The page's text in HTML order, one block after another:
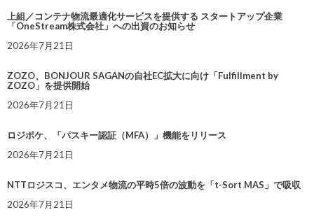
上組／コンテナ物流最適化サービスを提供する スタートアップ企業
「OneStream株式会社」への出資のお知らせ
2026年7月21日
ZOZO、BONJOUR SAGANの自社EC拡大に向け「Fulfillment by
ZOZO」を提供開始
2026年7月21日
ロジポケ、「パスキー認証（MFA）」機能をリリース
2026年7月21日
NTTロジスコ、エンタメ物流の平時5倍の波動を「t-Sort MAS」で吸収
2026年7月21日